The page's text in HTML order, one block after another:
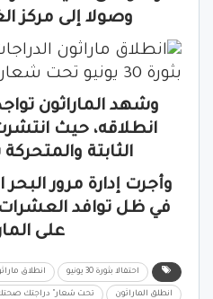
وصولا إلى مركز
وشهد الماراثون
انطلاقه، حيث
الثابتة
وأجرت إدارة مرور
في ظل توافد
على
احتفالا بثورة 30 يونيو انطلاق
انطلق الماراثون تحت شعار" دراجتك